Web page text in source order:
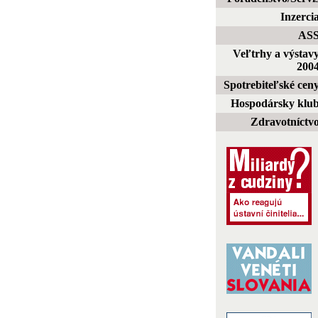
Inzercia
Veľtrhy a
Spotrebiteľské
Hospodársky